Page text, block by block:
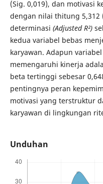
(Sig. 0,019), dan motivasi
dengan nilai thitung 5,312
determinasi (Adjusted R²)
kedua variabel bebas
karyawan. Adapun
memengaruhi kinerja
beta tertinggi sebesar
pentingnya peran
motivasi yang terstruktur
karyawan di lingkungan
Unduhan